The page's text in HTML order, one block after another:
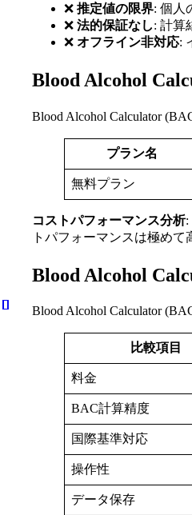
❌ 推定値の限界: 個人
❌ 法的保証なし: 計算
❌ オフライン非対応:
Blood Alcohol
Blood Alcohol Calculator
プラン名
無料プラン
コストパフォーマンス分析:
トパフォーマンスは極め
Blood Alcohol
Blood Alcohol Calculator
比較項目
料金
BAC計算精度
国際基準対応
操作性
データ保存